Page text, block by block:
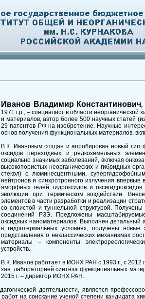
Иванов Владимир Константинович,
1971 г.р., – специалист в области
и материалов, автор более 500 научных статей
29 патентов РФ на изобретение. Научные
основ получения функциональных материалов,
В.К. Ивановым создан и апробирован новый тип
оксидов переходных и редкоземельных
социально значимых заболеваний, включая
высокопористых неорганических и гибридных
стекол) с люминесцентными,
нейтронов и синхротронного излучения
аморфных гелей гидроксидов и
эволюции при термическом воздействии.
элементов в части разработки и реализации
со слоистой и туннельной структурой.
соединений РЗЭ. Предложены
оксидных наноматериалов. Выполнен детальный
в гидротермальных условиях, получены
представления о неклассических механизмах
материалы – компоненты
устройств.
В.К. Иванов работает в ИОНХ РАН с 1993 г., с
зав. лабораторией синтеза функциональных
2015 г. – директор ИОНХ РАН.
деятельности, является
на соискание ученой степени кандидата